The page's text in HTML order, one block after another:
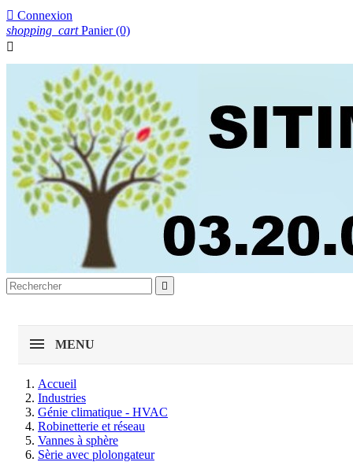
 Connexion
shopping_cart Panier (0)


MENU
Accueil
Industries
Génie climatique - HVAC
Robinetterie et réseau
Vannes à sphère
Sèrie avec plolongateur